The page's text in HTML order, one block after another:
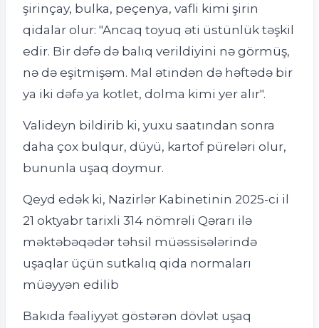
şirinçay, bulka, peçenya, vafli kimi şirin
qidalar olur: "Ancaq toyuq əti üstünlük təşkil
edir. Bir dəfə də balıq verildiyini nə görmüş,
nə də eşitmişəm. Mal ətindən də həftədə bir
ya iki dəfə ya kotlet, dolma kimi yer alır".
Valideyn bildirib ki, yuxu saatından sonra
daha çox bulqur, düyü, kartof püreləri olur,
bununla uşaq doymur.
Qeyd edək ki, Nazirlər Kabinetinin 2025-ci il
21 oktyabr tarixli 314 nömrəli Qərarı ilə
məktəbəqədər təhsil müəssisələrində
uşaqlar üçün sutkalıq qida normaları
müəyyən edilib
Bakıda fəaliyyət göstərən dövlət uşaq